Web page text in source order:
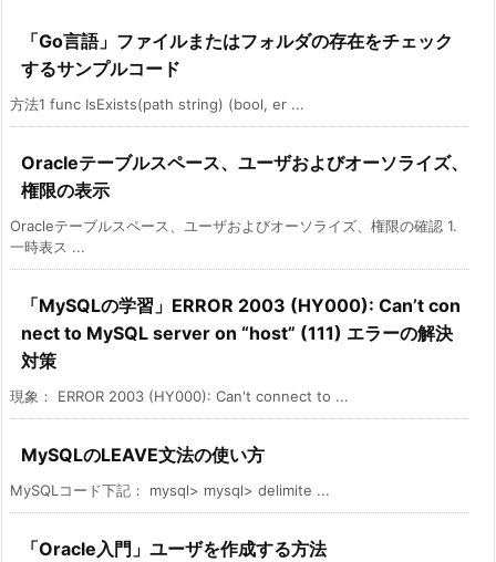
「Go言語」ファイルまたはフォルダの存在をチェック
するサンプルコード
方法1 func IsExists(path string) (bool, er ...
Oracleテーブルスペース、ユーザおよびオーソライズ、
権限の表示
Oracleテーブルスペース、ユーザおよびオーソライズ、権限の確認 1.
一時表ス ...
「MySQLの学習」ERROR 2003 (HY000): Can’t con
nect to MySQL server on “host” (111) エラーの解決
対策
現象： ERROR 2003 (HY000): Can't connect to ...
MySQLのLEAVE文法の使い方
MySQLコード下記： mysql> mysql> delimite ...
「Oracle入門」ユーザを作成する方法